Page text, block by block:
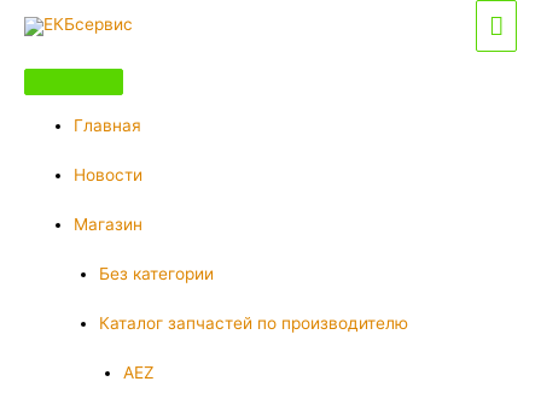
Перейти
содержимому
Главная
Новости
Магазин
Без категории
Каталог запчастей по производителю
AEZ